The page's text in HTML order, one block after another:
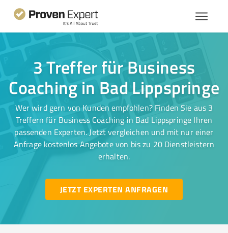
3 Treffer für Business
Coaching in Bad Lippspringe
Wer wird gern von Kunden empfohlen? Finden Sie aus 3
Treffern für Business Coaching in Bad Lippspringe Ihren
passenden Experten. Jetzt vergleichen und mit nur einer
Anfrage kostenlos Angebote von bis zu 20 Dienstleistern
erhalten.
JETZT EXPERTEN ANFRAGEN